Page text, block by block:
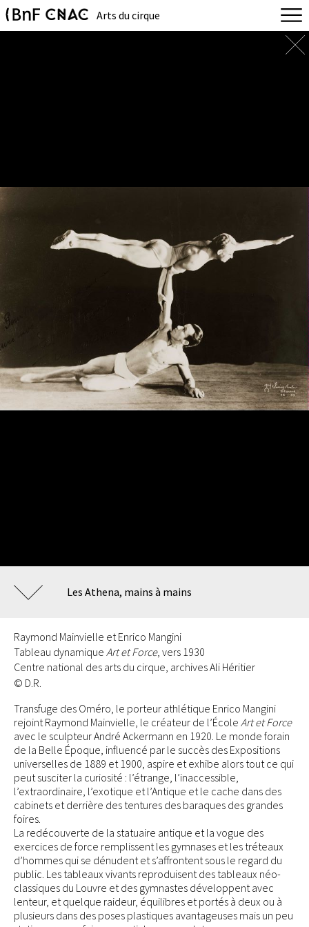
Arts du cirque
Les Athena, mains à mains
Raymond Mainvielle et Enrico Mangini
Tableau dynamique Art et Force, vers 1930
Centre national des arts du cirque, archives Ali Héritier
© D.R.
Transfuge des Oméro, le porteur athlétique Enrico Mangini
rejoint Raymond Mainvielle, le créateur de l’École Art et Force
avec le sculpteur André Ackermann en 1920. Le monde forain
de la Belle Époque, influencé par le succès des Expositions
universelles de 1889 et 1900, aspire et exhibe alors tout ce qui
peut susciter la curiosité : l’étrange, l’inaccessible,
l’extraordinaire, l’exotique et l’Antique et le cache dans des
cabinets et derrière des tentures des baraques des grandes
foires.
La redécouverte de la statuaire antique et la vogue des
exercices de force remplissent les gymnases et les tréteaux
d’hommes qui se dénudent et s’affrontent sous le regard du
public. Les tableaux vivants reproduisent des tableaux néo-
classiques du Louvre et des gymnastes développent avec
lenteur, et quelque raideur, équilibres et portés à deux ou à
plusieurs dans des poses plastiques avantageuses mais un peu